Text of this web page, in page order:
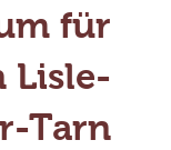
für
Lisle-
Tarn